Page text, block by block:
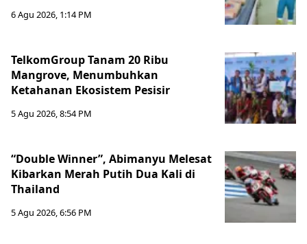
6 Agu 2026, 1:14 PM
TelkomGroup Tanam 20 Ribu
Mangrove, Menumbuhkan
Ketahanan Ekosistem Pesisir
5 Agu 2026, 8:54 PM
“Double Winner”, Abimanyu Melesat
Kibarkan Merah Putih Dua Kali di
Thailand
5 Agu 2026, 6:56 PM